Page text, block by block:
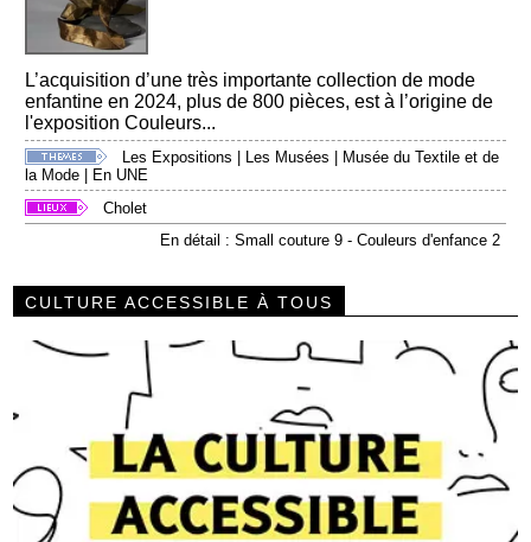
L’acquisition d’une très importante collection de mode
enfantine en 2024, plus de 800 pièces, est à l’origine de
l'exposition Couleurs...
Les Expositions Les Musées
Musée du Textile et de
la Mode
En UNE
Cholet
En détail : Small couture 9 - Couleurs d'enfance 2
CULTURE ACCESSIBLE À TOUS